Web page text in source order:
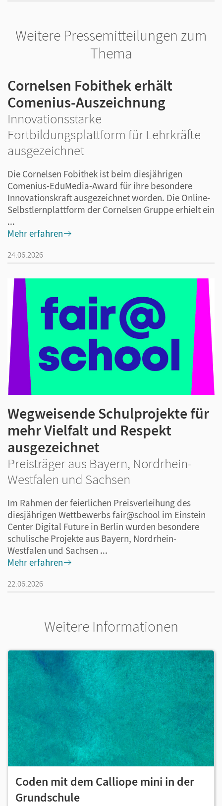
Weitere Pressemitteilungen zum
Thema
Cornelsen Fobithek erhält
Comenius-Auszeichnung
Innovationsstarke
Fortbildungsplattform für Lehrkräfte
ausgezeichnet
Die Cornelsen Fobithek ist beim diesjährigen
Comenius-EduMedia-Award für ihre besondere
Innovationskraft ausgezeichnet worden. Die Online-
Selbstlernplattform der Cornelsen Gruppe erhielt ein
...
Mehr erfahren
24.06.2026
Wegweisende Schulprojekte für
mehr Vielfalt und Respekt
ausgezeichnet
Preisträger aus Bayern, Nordrhein-
Westfalen und Sachsen
Im Rahmen der feierlichen Preisverleihung des
diesjährigen Wettbewerbs fair@school im Einstein
Center Digital Future in Berlin wurden besondere
schulische Projekte aus Bayern, Nordrhein-
Westfalen und Sachsen ...
Mehr erfahren
22.06.2026
Weitere Informationen
Coden mit dem Calliope mini in der
Grundschule